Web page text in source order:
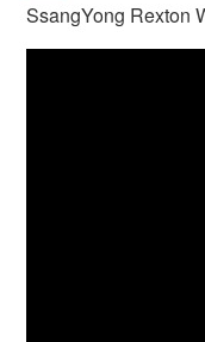
SsangYong Rexton